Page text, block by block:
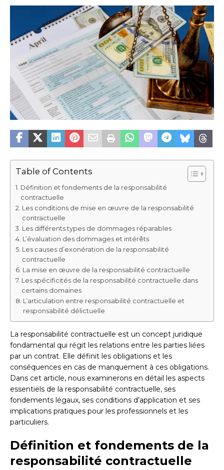
Table of Contents
Définition et fondements de la responsabilité
contractuelle
Les conditions de mise en œuvre de la responsabilité
contractuelle
Les différents types de dommages réparables
L’évaluation des dommages et intérêts
Les causes d’exonération de la responsabilité
contractuelle
La mise en œuvre de la responsabilité contractuelle
Les spécificités de la responsabilité contractuelle dans
certains domaines
L’articulation entre responsabilité contractuelle et
responsabilité délictuelle
La responsabilité contractuelle est un concept juridique
fondamental qui régit les relations entre les parties liées
par un contrat. Elle définit les obligations et les
conséquences en cas de manquement à ces obligations.
Dans cet article, nous examinerons en détail les aspects
essentiels de la responsabilité contractuelle, ses
fondements légaux, ses conditions d’application et ses
implications pratiques pour les professionnels et les
particuliers.
Définition et fondements de la
responsabilité contractuelle